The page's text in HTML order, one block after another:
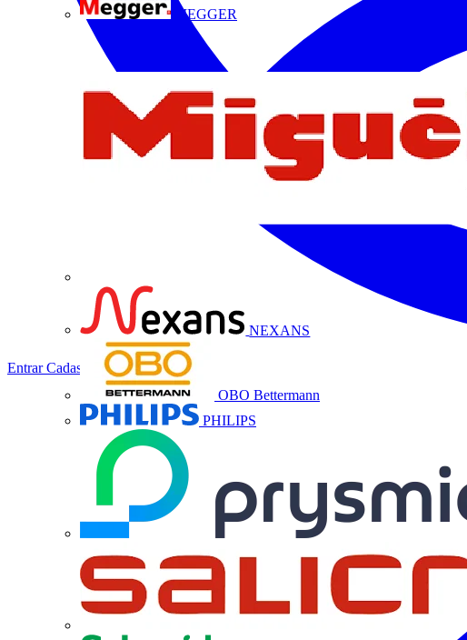
MEGGER
NEXANS
OBO Bettermann
PHILIPS
EntrarCadastrar